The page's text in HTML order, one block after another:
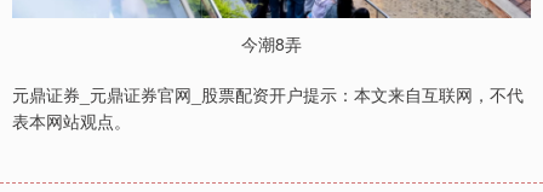
今潮8弄
元鼎证券_元鼎证券官网_股票配资开户提示：本文来自互联网，不代
表本网站观点。